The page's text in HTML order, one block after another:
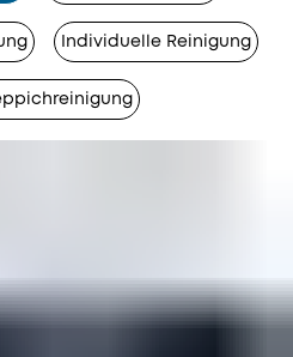
Individuelle Reinigung